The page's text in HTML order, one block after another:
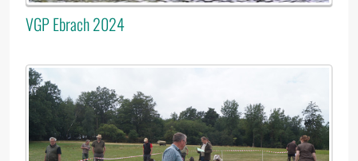
VGP Ebrach 2024